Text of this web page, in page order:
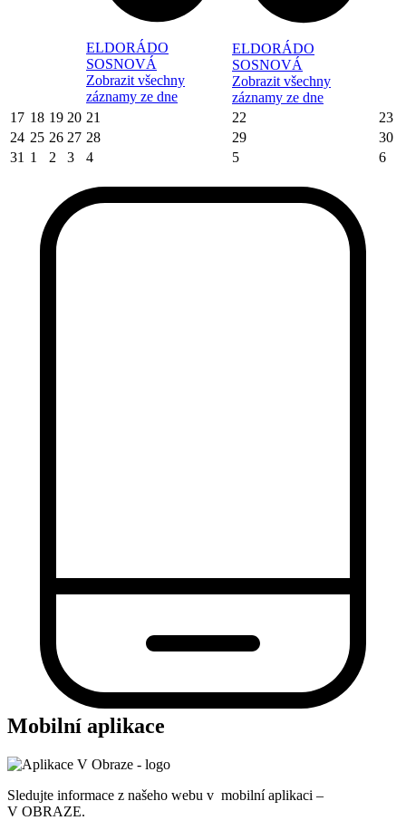
ELDORÁDO
SOSNOVÁ
Zobrazit všechny
záznamy ze dne
ELDORÁDO
SOSNOVÁ
Zobrazit všechny
záznamy ze dne
17 18 19 20 21 22
23
24 25 26 27 28 29
30
31 1 2 3 4 5 6
Mobilní aplikace
Sledujte informace z našeho webu v mobilní aplikaci –
V OBRAZE.